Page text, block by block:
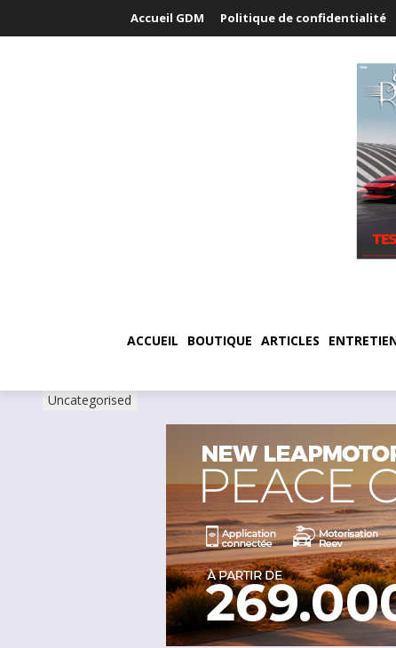
Accueil GDM Politique de confidentialité
ACCUEIL BOUTIQUE ARTICLES
Uncategorised